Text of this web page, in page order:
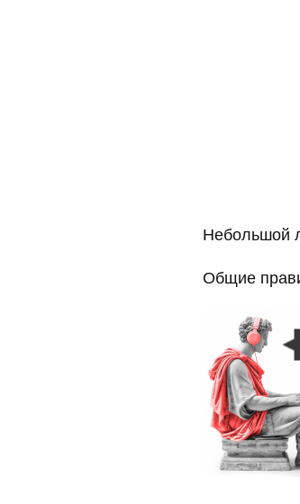
Небольшой
Общие